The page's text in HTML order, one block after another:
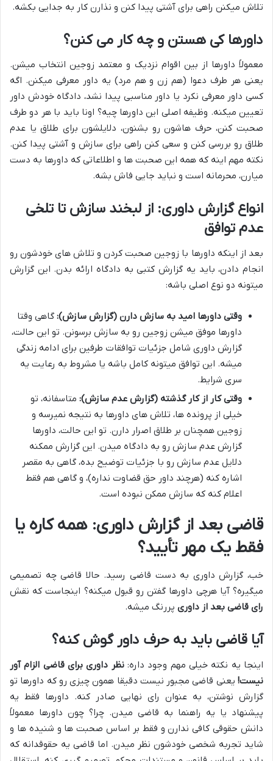
تلاش میکنن راهی برای آشتی پیدا کنن و نذارن کار به جدایی بکشه.
داورها کی هستن و چه کار می کنن؟
معمولاً داورها از بین اقوام نزدیک و معتمد زوجین انتخاب میشن.
یعنی هر طرف دعوا (هم زن و هم مرد) یه داور معرفی میکنن. اگه
کسی داور معرفی نکرد یا داور مناسبی پیدا نشد، دادگاه خودش داور
تعیین میکنه. وظیفه اصلی این داورها چیه؟ اونا باید با هر دو طرف
صحبت کنن، حرف هاشون رو بشنون، دلایلشون برای طلاق یا عدم
طلاق رو بررسی کنن و سعی کنن راهی برای سازش و آشتی پیدا کنن.
نکته مهم اینه که همه این صحبت ها و اطلاعاتی که داورها به دست
میارن، محرمانه است و نباید جایی فاش بشه.
انواع گزارش داوری: از لبخند سازش تا تلخی
عدم توافق
بعد از اینکه داورها با زوجین صحبت کردن و تلاش های خودشون رو
انجام دادن، باید یه گزارش کتبی به دادگاه ارائه بدن. این گزارش
میتونه دو نوع اصلی باشه:
وقتی داورها امید به سازش دارن (گزارش سازش): گاهی وقتا
داورها موفق میشن زوجین رو به سازش برسونن. تو این حالت،
گزارش داوری شامل جزئیات توافقات طرفین برای ادامه زندگی
میشه. این توافق میتونه کامل باشه یا مشروط به رعایت یه
سری شرایط.
وقتی کار از کار گذشته (گزارش عدم سازش): متاسفانه، تو
خیلی از پرونده ها، تلاش های داورها به نتیجه نمیرسه و
زوجین همچنان بر طلاق اصرار دارن. تو این حالت، داورها
گزارش عدم سازش رو به دادگاه میدن. این گزارش ممکنه
دلایل عدم سازش رو با جزئیات توضیح بده، گاهی به مقصر
اشاره کنه (هرچند داور حق قضاوت نداره)، و گاهی هم فقط
اعلام کنه که سازش ممکن نبوده است.
قاضی بعد از گزارش داوری: همه کاره یا
فقط یک مهر تأیید؟
خب، گزارش داوری به دست قاضی رسید. حالا قاضی چه تصمیمی
میگیره؟ آیا هرچی داورها گفتن رو قبول میکنه؟ اینجاست که نقش
رای قاضی بعد از داوری پررنگ میشه.
آیا قاضی باید به حرف داور گوش کنه؟
اینجا یه نکته خیلی مهم وجود داره:نظر داوری برای قاضی الزام آور
نیست! یعنی قاضی مجبور نیست دقیقا همون چیزی رو که داورها تو
گزارش نوشتن، به عنوان رای نهایی صادر کنه. داورها فقط یه
پیشنهاد یا یه راهنما به قاضی میدن. چرا؟ چون داورها معمولاً
دانش حقوقی کافی ندارن و فقط بر اساس صحبت ها و شنیده ها و
شاید تجربه شخصی خودشون نظر میدن. اما قاضی یه حقوقدانه که